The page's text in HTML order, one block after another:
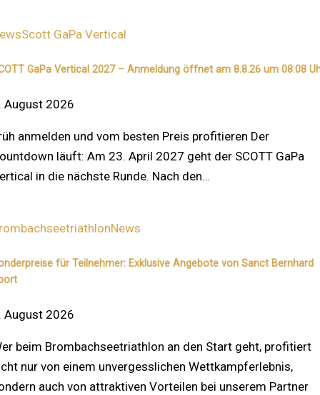
Scott GaPa Vertical
GaPa Vertical 2027 – Anmeldung öffnet am 8.8.26 um 08:08
August 2026
anmelden und vom besten Preis profitieren Der
läuft: Am 23. April 2027 geht der SCOTT GaPa
in die nächste Runde. Nach den…
News
für Teilnehmer: Exklusive Angebote von Sanct Bernhard
August 2026
beim Brombachseetriathlon an den Start geht, profitiert
nur von einem unvergesslichen Wettkampferlebnis,
auch von attraktiven Vorteilen bei unserem Partner